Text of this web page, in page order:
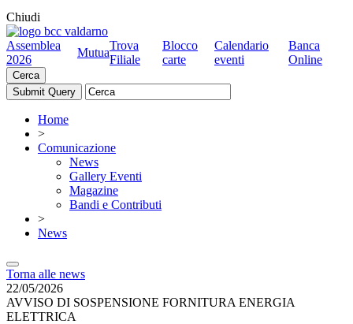
Chiudi
Assemblea
2026
Mutua
Trova
Filiale
Blocco
carte
Calendario
eventi
Banca
Online
Cerca
Home
>
Comunicazione
News
Gallery Eventi
Magazine
Bandi e Contributi
>
News
Torna alle news
22/05/2026
AVVISO DI SOSPENSIONE FORNITURA ENERGIA
ELETTRICA